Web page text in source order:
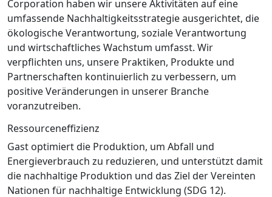
Corporation haben wir unsere Aktivitäten auf eine
umfassende Nachhaltigkeitsstrategie ausgerichtet, die
ökologische Verantwortung, soziale Verantwortung
und wirtschaftliches Wachstum umfasst. Wir
verpflichten uns, unsere Praktiken, Produkte und
Partnerschaften kontinuierlich zu verbessern, um
positive Veränderungen in unserer Branche
voranzutreiben.
Ressourceneffizienz
Gast optimiert die Produktion, um Abfall und
Energieverbrauch zu reduzieren, und unterstützt damit
die nachhaltige Produktion und das Ziel der Vereinten
Nationen für nachhaltige Entwicklung (SDG 12).